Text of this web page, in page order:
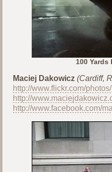
100 Yards
Maciej Dakowicz (Cardiff,
http://www.flickr.com/
http://
http://www.facebook.com/